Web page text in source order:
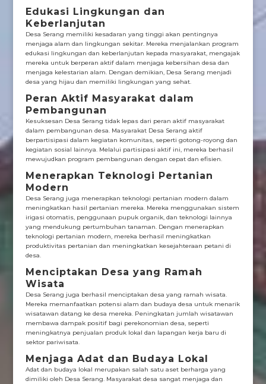
Edukasi Lingkungan dan
Keberlanjutan
Desa Serang memiliki kesadaran yang tinggi akan pentingnya
menjaga alam dan lingkungan sekitar. Mereka menjalankan program
edukasi lingkungan dan keberlanjutan kepada masyarakat, mengajak
mereka untuk berperan aktif dalam menjaga kebersihan desa dan
menjaga kelestarian alam. Dengan demikian, Desa Serang menjadi
desa yang hijau dan memiliki lingkungan yang sehat.
Peran Aktif Masyarakat dalam
Pembangunan
Kesuksesan Desa Serang tidak lepas dari peran aktif masyarakat
dalam pembangunan desa. Masyarakat Desa Serang aktif
berpartisipasi dalam kegiatan komunitas, seperti gotong-royong dan
kegiatan sosial lainnya. Melalui partisipasi aktif ini, mereka berhasil
mewujudkan program pembangunan dengan cepat dan efisien.
Menerapkan Teknologi Pertanian
Modern
Desa Serang juga menerapkan teknologi pertanian modern dalam
meningkatkan hasil pertanian mereka. Mereka menggunakan sistem
irigasi otomatis, penggunaan pupuk organik, dan teknologi lainnya
yang mendukung pertumbuhan tanaman. Dengan menerapkan
teknologi pertanian modern, mereka berhasil meningkatkan
produktivitas pertanian dan meningkatkan kesejahteraan petani di
desa.
Menciptakan Desa yang Ramah
Wisata
Desa Serang juga berhasil menciptakan desa yang ramah wisata.
Mereka memanfaatkan potensi alam dan budaya desa untuk menarik
wisatawan datang ke desa mereka. Peningkatan jumlah wisatawan
membawa dampak positif bagi perekonomian desa, seperti
meningkatnya penjualan produk lokal dan lapangan kerja baru di
sektor pariwisata.
Menjaga Adat dan Budaya Lokal
Adat dan budaya lokal merupakan salah satu aset berharga yang
dimiliki oleh Desa Serang. Masyarakat desa sangat menjaga dan